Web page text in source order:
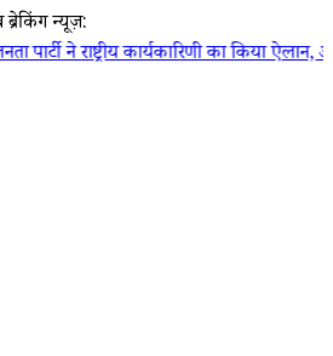
ब्रेकिंग न्यूज़:
का किया ऐलान, अभिजीत दिपके बने